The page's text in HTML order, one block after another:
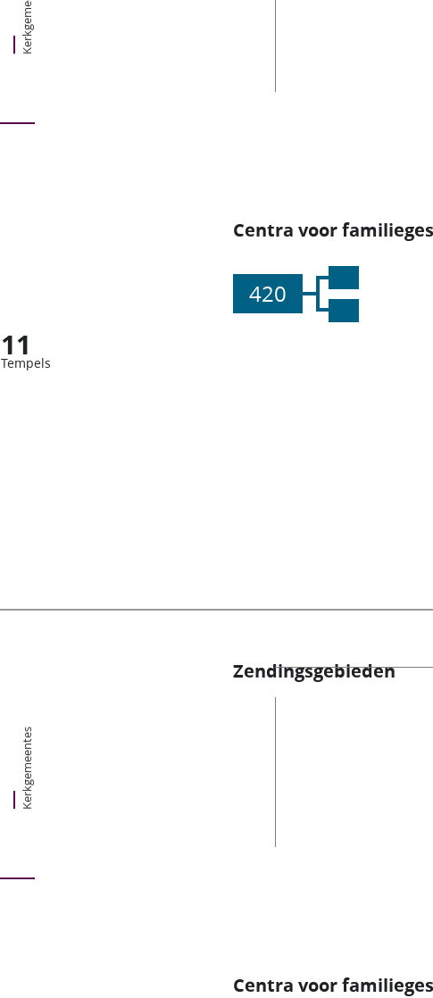
Centra voor
420
11
Tempels
Kerkgemeentes
Zendingsgebieden
Centra voor